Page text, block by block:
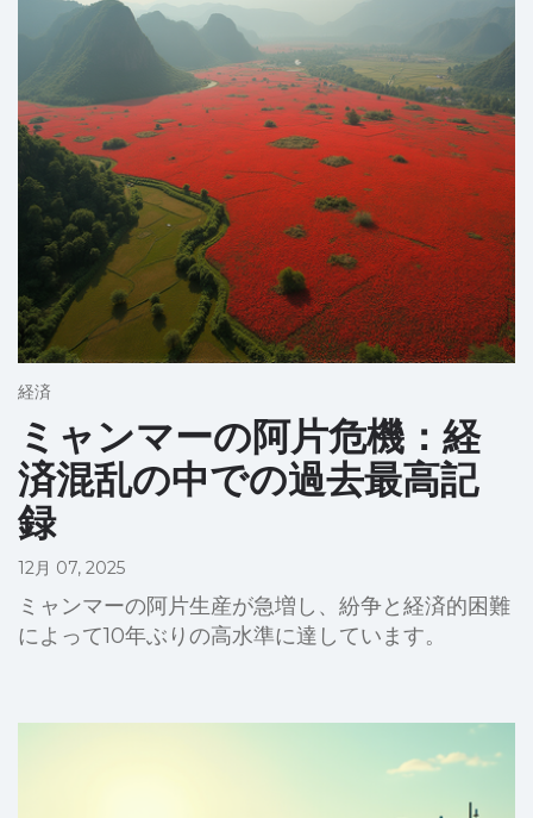
経済
ミャンマーの阿片危機：経
済混乱の中での過去最高記
録
12月 07, 2025
ミャンマーの阿片生産が急増し、紛争と経済的困難
によって10年ぶりの高水準に達しています。